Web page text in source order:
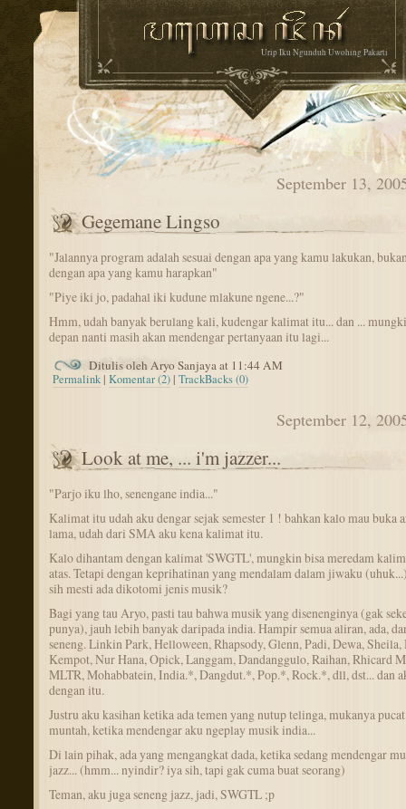
Urip Iku Ngunduh Uwohing Pakarti
September 13,
Gegemane Lingso
"Jalannya program adalah sesuai dengan apa yang kamu lakukan,
dengan apa yang kamu harapkan"
"Piye iki jo, padahal iki kudune mlakune ngene...?"
Hmm, udah banyak berulang kali, kudengar kalimat itu... dan ...
depan nanti masih akan mendengar pertanyaan itu lagi...
Ditulis oleh Aryo Sanjaya at 11:44 AM
Permalink |Komentar (2)|TrackBacks (0)
September 12,
Look at me, ... i'm jazzer...
"Parjo iku lho, senengane india..."
Kalimat itu udah aku dengar sejak semester 1 ! bahkan kalo mau buka
lama, udah dari SMA aku kena kalimat itu.
Kalo dihantam dengan kalimat 'SWGTL', mungkin bisa meredam
atas. Tetapi dengan keprihatinan yang mendalam dalam jiwaku
sih mesti ada dikotomi jenis musik?
Bagi yang tau Aryo, pasti tau bahwa musik yang disenenginya (gak
punya), jauh lebih banyak daripada india. Hampir semua aliran, ada,
seneng. Linkin Park, Helloween, Rhapsody, Glenn, Padi, Dewa,
Kempot, Nur Hana, Opick, Langgam, Dandanggulo, Raihan, Rhicard
MLTR, Mohabbatein, India.*, Dangdut.*, Pop.*, Rock.*, dll, dst... dan
dengan itu.
Justru aku kasihan ketika ada temen yang nutup telinga, mukanya
muntah, ketika mendengar aku ngeplay musik india...
Di lain pihak, ada yang mengangkat dada, ketika sedang mendengar
jazz... (hmm... nyindir? iya sih, tapi gak cuma buat seorang)
Teman, aku juga seneng jazz, jadi, SWGTL ;p